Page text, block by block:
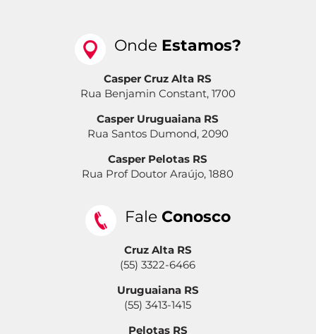
Onde Estamos?
Casper Cruz Alta RS
Rua Benjamin Constant, 1700
Casper Uruguaiana RS
Rua Santos Dumond, 2090
Casper Pelotas RS
Rua Prof Doutor Araújo, 1880
Fale Conosco
Cruz Alta RS
(55) 3322-6466
Uruguaiana RS
(55) 3413-1415
Pelotas RS